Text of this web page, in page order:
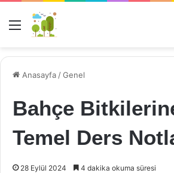
Menü
Anasayfa /Genel
Bahçe
Temel Ders
28 Eylül 2024 4 dakika okuma süresi